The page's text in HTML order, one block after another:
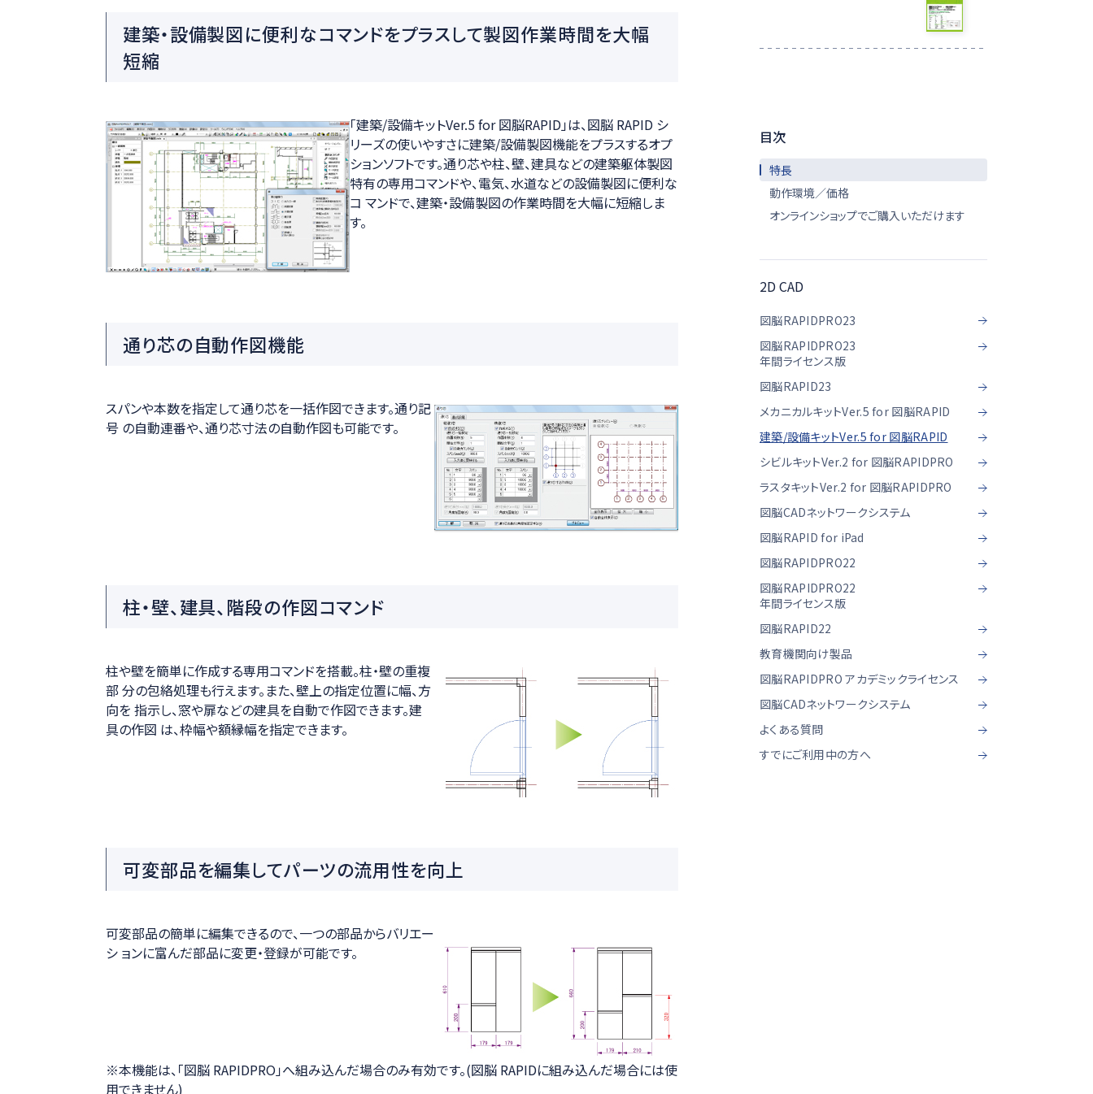
建築・設備製図に便利なコマンドをプラスして製図作業時間を大幅
短縮
「建築/設備キットVer.5 for 図脳RAPID」は、図脳 RAPID シ
リーズの使いやすさに建築/設備製図機能をプラスするオプ
ションソフトです。通り芯や柱、壁、建具などの建築躯体製図
特有の専用コマンドや、電気、水道などの設備製図に便利な
コ マンドで、建築・設備製図の作業時間を大幅に短縮しま
す。
通り芯の自動作図機能
スパンや本数を指定して通り芯を一括作図できます。通り記
号 の自動連番や、通り芯寸法の自動作図も可能です。
柱・壁、建具、階段の作図コマンド
柱や壁を簡単に作成する専用コマンドを搭載。柱・壁の重複
部 分の包絡処理も行えます。また、壁上の指定位置に幅、方
向を 指示し、窓や扉などの建具を自動で作図できます。建
具の作図 は、枠幅や額縁幅を指定できます。
可変部品を編集してパーツの流用性を向上
可変部品の簡単に編集できるので、一つの部品からバリエー
シ ョンに富んだ部品に変更・登録が可能です。
※本機能は、「図脳 RAPIDPRO」へ組み込んだ場合のみ有効です。(図脳 RAPIDに組み込んだ場合には使
用できません)
目次
特長
動作環境／価格
オンラインショップでご購入いただけます
2D CAD
図脳RAPIDPRO23
図脳RAPIDPRO23
年間ライセンス版
図脳RAPID23
メカニカルキットVer.5 for 図脳RAPID
建築/設備キットVer.5 for 図脳RAPID
シビルキットVer.2 for 図脳RAPIDPRO
ラスタキットVer.2 for 図脳RAPIDPRO
図脳CADネットワークシステム
図脳RAPID for iPad
図脳RAPIDPRO22
図脳RAPIDPRO22
年間ライセンス版
図脳RAPID22
教育機関向け製品
図脳RAPIDPRO アカデミックライセンス
図脳CADネットワークシステム
よくある質問
すでにご利用中の方へ